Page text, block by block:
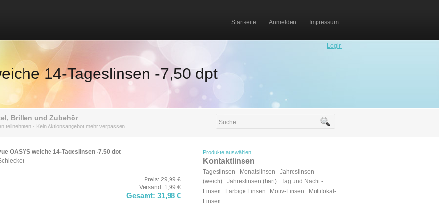
Startseite Anmelden Impressum
Login
14-Tageslinsen -7,50 dpt
Brillen und Zubehör
teilnehmen · Kein Aktionsangebot mehr verpassen
Produkte auswählen
Kontaktlinsen
Tageslinsen Monatslinsen
Jahreslinsen
(weich)
Jahreslinsen (hart)
Tag und Nacht -
Linsen
Farbige Linsen Motiv-Linsen
Multifokal-
Linsen
OASYS weiche 14-Tageslinsen -7,50 dpt
Preis: 29,99 €
Versand: 1,99 €
Gesamt: 31,98 €